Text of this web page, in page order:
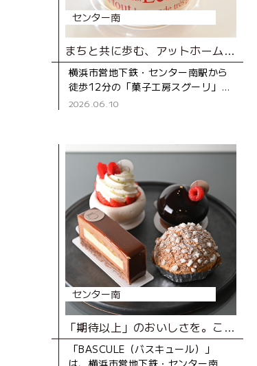
センター南
まちと共に歩む、アットホームなケーキ屋さん
横浜市営地下鉄・センター南駅から
徒歩12分の「菓子工房スグーリ」
は、パティシエの須栗（すぐり）さ
2026.06.10
センター南
「期待以上」のおいしさを。こだわりが生み出す、とびきりのスイーツ
「BASCULE（バスキュール）」